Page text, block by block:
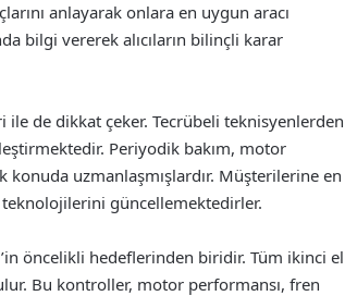
anlayarak onlara en uygun aracı
bilgi vererek alıcıların bilinçli karar
ile de dikkat çeker. Tecrübeli teknisyenlerden
Periyodik bakım, motor
uzmanlaşmışlardır. Müşterilerine en
güncellemektedirler.
öncelikli hedeflerinden biridir. Tüm ikinci el
Bu kontroller, motor performansı, fren